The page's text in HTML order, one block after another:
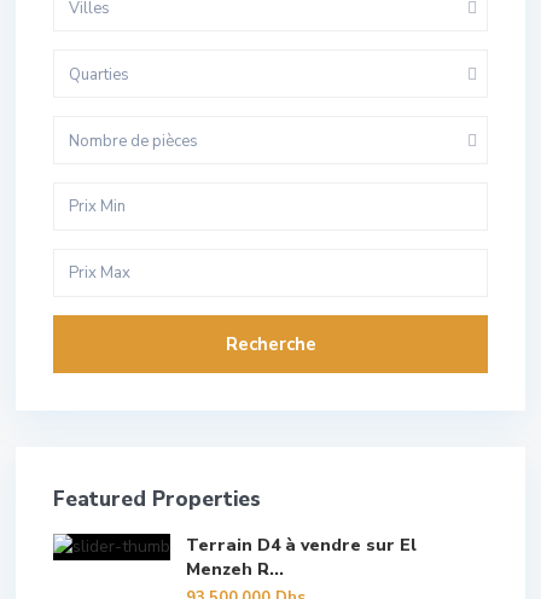
Villes
Quarties
Nombre de pièces
Recherche
Featured Properties
Terrain D4 à vendre sur El
Menzeh R...